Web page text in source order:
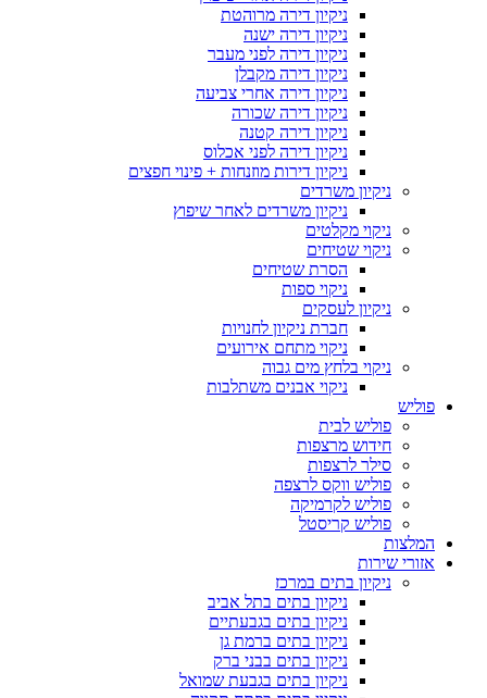
ניקיון דירה מרוהטת
ניקיון דירה ישנה
ניקיון דירה לפני מעבר
ניקיון דירה מקבלן
ניקיון דירה אחרי צביעה
ניקיון דירה שכורה
ניקיון דירה קטנה
ניקיון דירה לפני אכלוס
ניקיון דירות מוזנחות + פינוי חפצים
ניקיון משרדים
ניקיון משרדים לאחר שיפוץ
ניקוי מקלטים
ניקוי שטיחים
הסרת שטיחים
ניקוי ספות
ניקיון לעסקים
חברת ניקיון לחנויות
ניקוי מתחם אירועים
ניקוי בלחץ מים גבוה
ניקוי אבנים משתלבות
פוליש
פוליש לבית
חידוש מרצפות
סילר לרצפות
פוליש ווקס לרצפה
פוליש לקרמיקה
פוליש קריסטל
המלצות
אזורי שירות
ניקיון בתים במרכז
ניקיון בתים בתל אביב
ניקיון בתים בגבעתיים
ניקיון בתים ברמת גן
ניקיון בתים בבני ברק
ניקיון בתים בגבעת שמואל